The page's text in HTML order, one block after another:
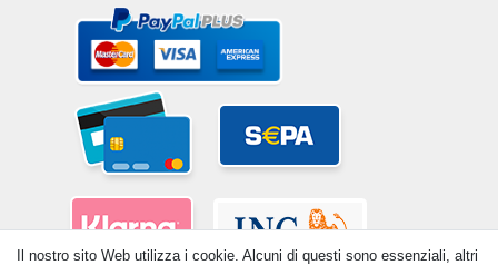
Il nostro sito Web utilizza i cookie. Alcuni di questi sono essenziali, altri